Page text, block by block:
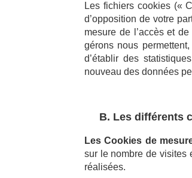
Les fichiers cookies («
d’opposition de votre
mesure de l’accès et
gérons nous
d’établir des
nouveau des données
B. Les différents
Les Cookies de
sur le nombre de visites
réalisées.